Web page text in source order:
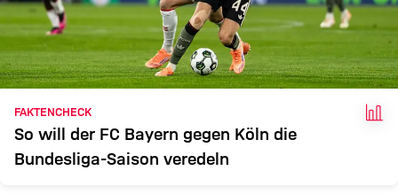
FAKTENCHECK
So will der FC Bayern gegen Köln die
Bundesliga-Saison veredeln